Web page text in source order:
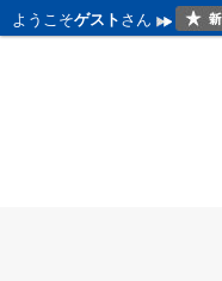
ようこそゲスト さん